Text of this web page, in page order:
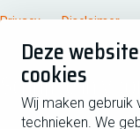
Deze
cookies
Wij maken gebruik
technieken. We
Privacy Disclaimer
Schrijf je in